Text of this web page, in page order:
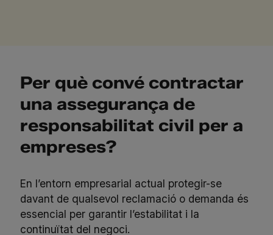
Per què convé contractar
una assegurança de
responsabilitat civil per a
empreses?
En l’entorn empresarial actual protegir-se
davant de qualsevol reclamació o demanda és
essencial per garantir l’estabilitat i la
continuïtat del negoci.